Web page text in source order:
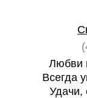
Любви
Всегда
Удачи,